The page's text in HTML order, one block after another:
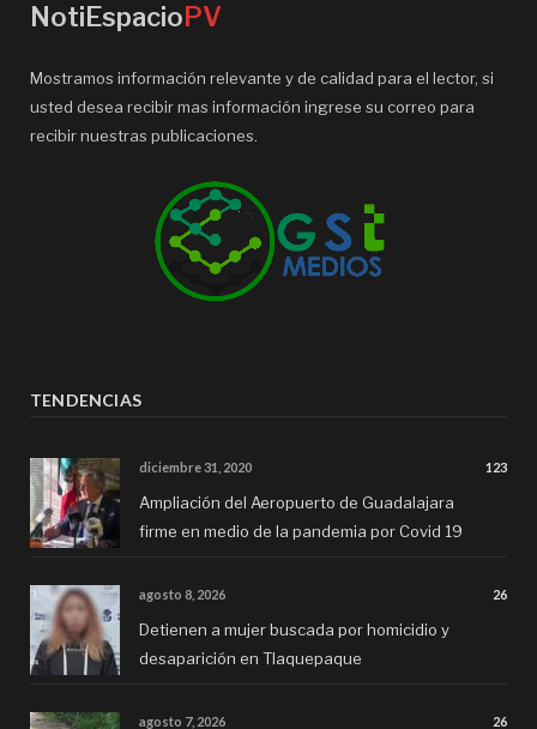
NotiEspacio PV
Mostramos información relevante y de calidad para el lector, si
usted desea recibir mas información ingrese su correo para
recibir nuestras publicaciones.
TENDENCIAS
diciembre 31, 2020 123
Ampliación del Aeropuerto de Guadalajara
firme en medio de la pandemia por Covid 19
agosto 8, 2026 26
Detienen a mujer buscada por homicidio y
desaparición en Tlaquepaque
agosto 7, 2026 26